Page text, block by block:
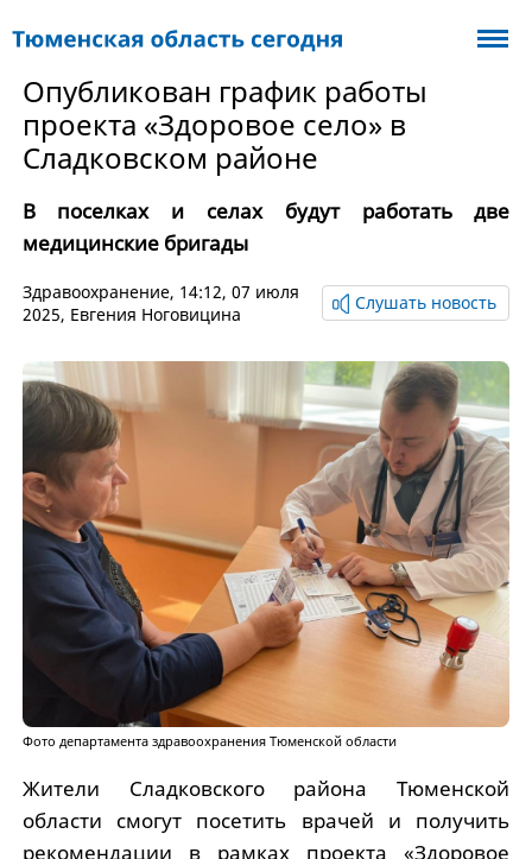
Опубликован график работы
проекта «Здоровое село» в
Сладковском районе
В поселках и селах будут работать две
медицинские бригады
Здравоохранение, 14:12, 07 июля
2025, Евгения Ноговицина
Слушать новость
Фото департамента здравоохранения Тюменской области
Жители Сладковского района Тюменской
области смогут посетить врачей и получить
рекомендации в рамках проекта «Здоровое